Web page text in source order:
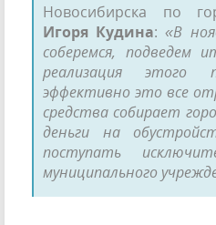
Новосибирска по
Игоря Кудина:«В
соберемся, подведем
реализация этого
эффективно это все
средства собирает
деньги на
поступать
муниципального